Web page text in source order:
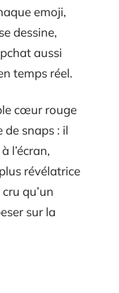
emoji,
dessine,
aussi
temps réel.
cœur rouge
de snaps : il
l’écran,
révélatrice
qu’un
sur la